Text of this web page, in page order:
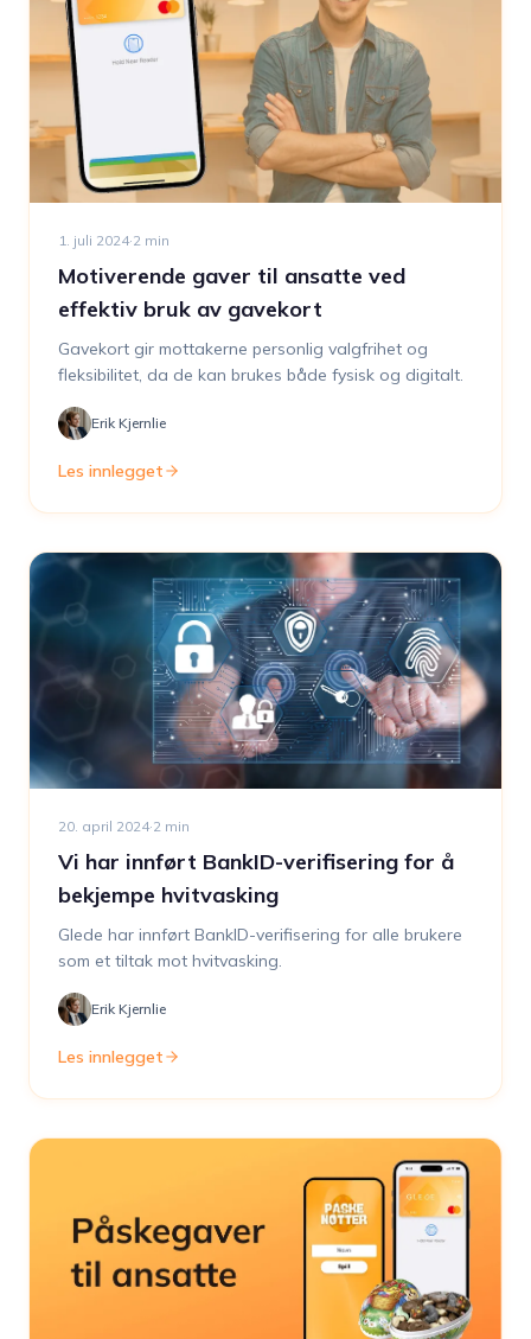
1. juli 2024·2 min
Motiverende gaver til ansatte ved
effektiv bruk av gavekort
Gavekort gir mottakerne personlig valgfrihet og
fleksibilitet, da de kan brukes både fysisk og digitalt.
Erik Kjernlie
Les innlegget
20. april 2024·2 min
Vi har innført BankID-verifisering for å
bekjempe hvitvasking
Glede har innført BankID-verifisering for alle brukere
som et tiltak mot hvitvasking.
Erik Kjernlie
Les innlegget